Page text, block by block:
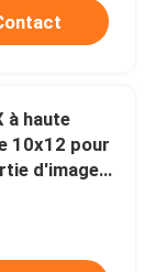
à haute
10x12 pour
d'image